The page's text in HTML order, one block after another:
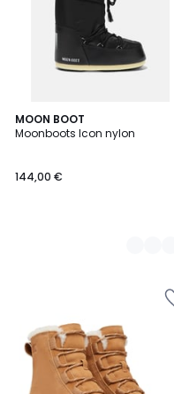
MOON BOOT
Moonboots Icon nylon
144,00 €
2
Colori